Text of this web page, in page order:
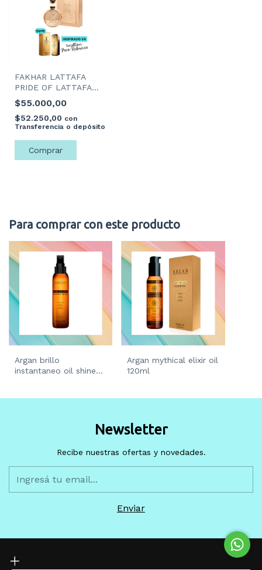
FAKHAR LATTAFA
PRIDE OF LATTAFA
GOLD 100ML
$55.000,00
$52.250,00 con
Transferencia o depósito
Para comprar con este producto
Argan brillo
instantaneo oil shine
Argan mythical elixir oil
120ml
Newsletter
Recibe nuestras ofertas y novedades.